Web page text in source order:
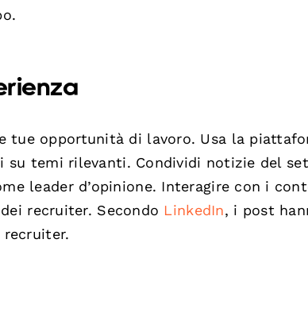
tue opportunità di lavoro. Usa la
su temi rilevanti. Condividi notizie del
leader d’opinione. Interagire con i
recruiter. Secondo LinkedIn, i post